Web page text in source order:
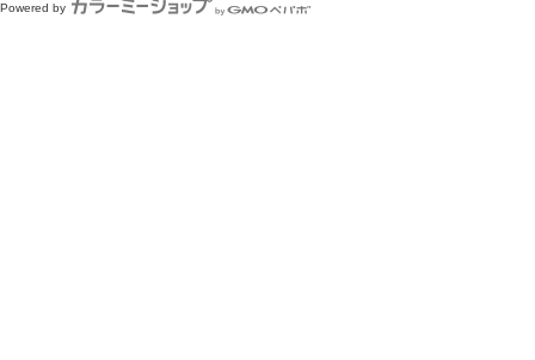
Powered by